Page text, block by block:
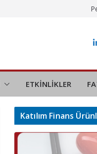
ETKİNLİKLER
Katılım Finans